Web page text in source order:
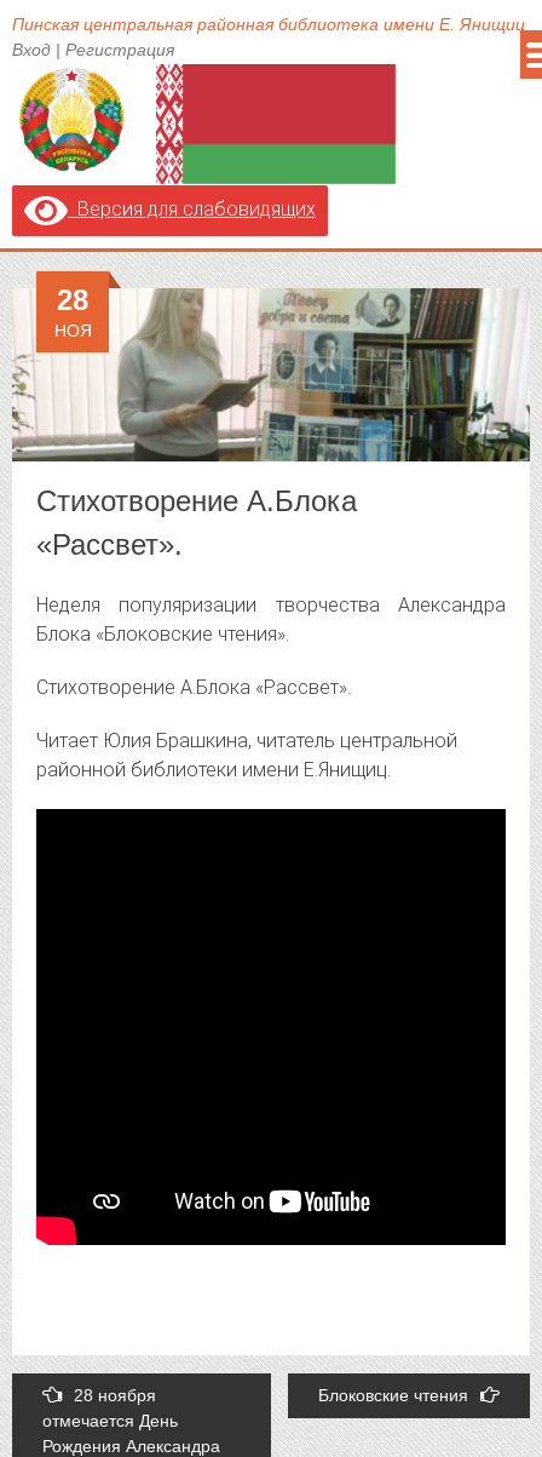
Пинская центральная районная библиотека имени Е. Янищиц
Вход | Регистрация
Версия для слабовидящих
Стихотворение А.Блока
«Рассвет».
28
НОЯ
Неделя популяризации творчества Александра
Блока «Блоковские чтения».
Стихотворение А.Блока «Рассвет».
Читает Юлия Брашкина, читатель центральной
районной библиотеки имени Е.Янищиц.
Post
navigation
28 ноября
отмечается День
Рождения Александра
Блоковские чтения